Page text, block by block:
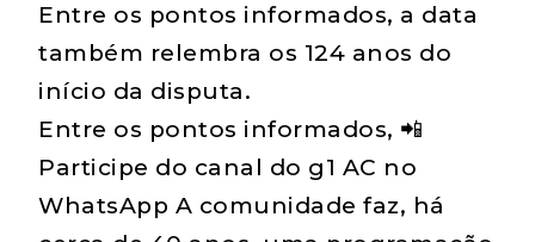
Entre os pontos informados, a data
também relembra os 124 anos do
início da disputa.
Entre os pontos informados, 📲
Participe do canal do g1 AC no
WhatsApp A comunidade faz, há